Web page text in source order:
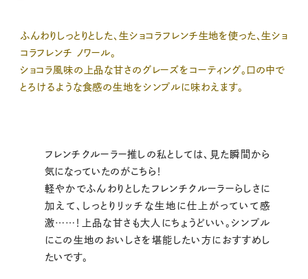
ふんわりしっとりとした、生ショコラフレンチ生地を使った、生ショ
コラフレンチ ノワール。
ショコラ風味の上品な甘さのグレーズをコーティング。口の中で
とろけるような食感の生地をシンプルに味わえます。
フレンチクルーラー推しの私としては、見た瞬間から
気になっていたのがこちら！
軽やかでふんわりとしたフレンチクルーラーらしさに
加えて、しっとりリッチな生地に仕上がっていて感
激……！上品な甘さも大人にちょうどいい。シンプル
にこの生地のおいしさを堪能したい方におすすめし
たいです。